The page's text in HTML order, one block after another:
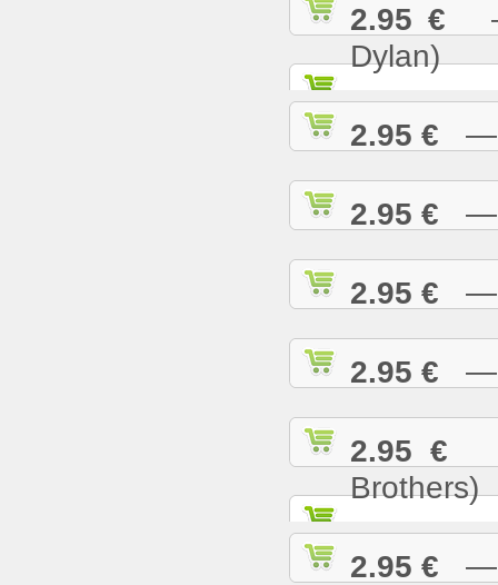
2.95 € —
Dylan)
2.95 € —
2.95 € —
2.95 € —
2.95 € —
2.95 €
Brothers)
2.95 € —